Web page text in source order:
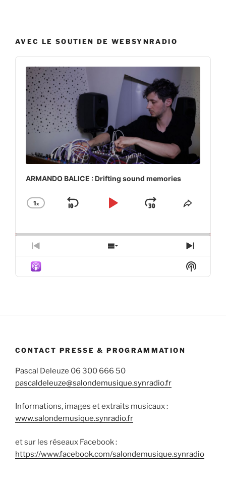
AVEC LE SOUTIEN DE WEBSYNRADIO
Audio
Player
ARMANDO BALICE : Drifting sound memories
Change
1x
Skip
Play
JumpShare
Previous
Episode
Show
Episodes
Next
Show
CONTACT PRESSE & PROGRAMMATION
Pascal Deleuze 06 300 666 50
pascaldeleuze@salondemusique.synradio.fr
Informations, images et extraits musicaux :
www.salondemusique.synradio.fr
et sur les réseaux Facebook :
https://www.facebook.com/salondemusique.synradio